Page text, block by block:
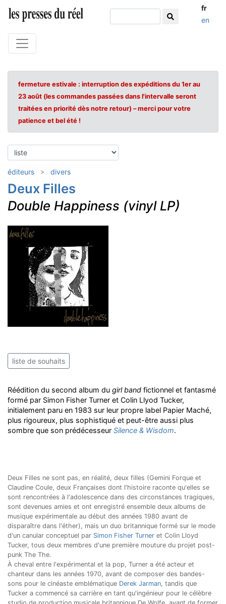
fr
en
fermeture estivale : interruption des expéditions du 1er au
23 août (les commandes passées dans l'intervalle seront
traitées en priorité dès notre retour) – merci pour votre
patience et bel été !
éditeurs divers
Deux Filles
Double Happiness (vinyl LP)
liste de souhaits
Réédition du second album du girl band fictionnel et fantasmé
formé par Simon Fisher Turner et Colin Llyod Tucker,
initialement paru en 1983 sur leur propre label Papier Maché,
plus rigoureux, plus sophistiqué et peut-être aussi plus
sombre que son prédécesseur Silence & Wisdom.
Deux Filles ne sont pas, en réalité, deux filles (Gemini Forque et
Claudine Coule, deux Françaises dont l'histoire raconte qu'elles se
sont rencontrées à l'adolescence dans des circonstances tragiques,
sont devenues amies et ont enregistré ensemble deux albums de
musique expérimentale au début des années 1980 avant de
disparaître dans l'éther), mais un duo britannique formé sur le mode
d'un canular conceptuel par Simon Fisher Turner et Colin Lloyd
Tucker, tous deux membres d'une première mouture du projet post-
punk The The.
À cheval entre l'expérimental et la pop, Turner a été acteur et
chanteur dans les années 1970, avant de composer des bandes-
sons pour le cinéaste emblématique Derek Jarman, tandis que
Tucker a commencé sa carrière en tant qu'ingénieur pour le célèbre